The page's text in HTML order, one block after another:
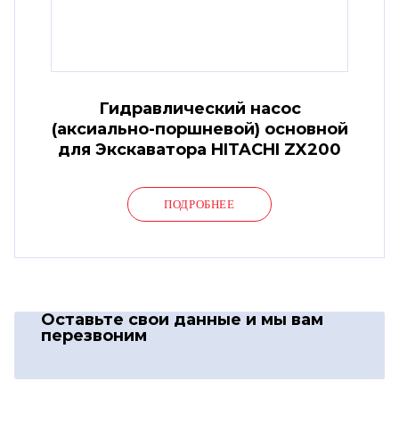
Гидравлический насос
(аксиально-поршневой) основной
для Экскаватора HITACHI ZX200
ПОДРОБНЕЕ
Оставьте свои данные и мы вам
перезвоним